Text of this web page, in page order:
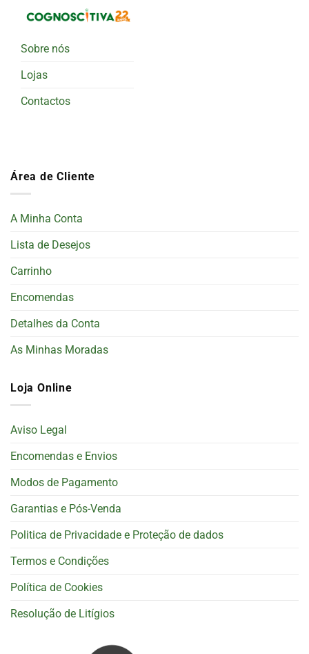
Sobre nós
Lojas
Contactos
Área de Cliente
A Minha Conta
Lista de Desejos
Carrinho
Encomendas
Detalhes da Conta
As Minhas Moradas
Loja Online
Aviso Legal
Encomendas e Envios
Modos de Pagamento
Garantias e Pós-Venda
Politica de Privacidade e Proteção de dados
Termos e Condições
Política de Cookies
Resolução de Litígios